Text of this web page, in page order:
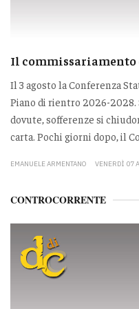
Il commissariamento
Il 3 agosto la Conferenza
Piano di rientro 2026-2028.
dovute, sofferenze si
carta. Pochi giorni dopo, il
EMANUELE ARMENTANO VENERDÌ 07
CONTROCORRENTE